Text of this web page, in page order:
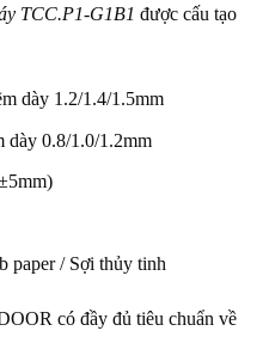
TCC.P1-G1B1 được cấu tạo
dày 1.2/1.4/1.5mm
dày 0.8/1.0/1.2mm
paper / Sợi thủy tinh
có đầy đủ tiêu chuẩn về